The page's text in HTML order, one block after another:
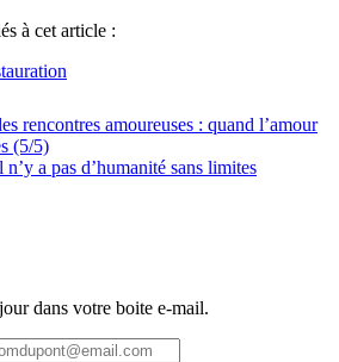
à cet article :
rencontres amoureuses : quand l’amour
(5/5)
a pas d’humanité sans limites
dans votre boite e-mail.